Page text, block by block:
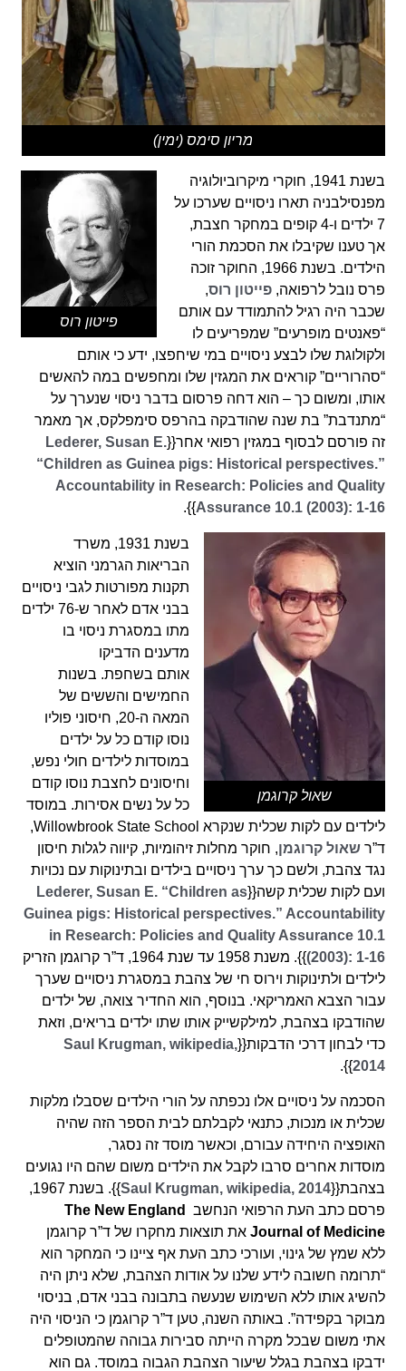
מריון סימס (ימין)
פייטון רוס
בשנת 1941, חוקרי מיקרוביולוגיה
מפנסילבניה תארו ניסויים שערכו על
7 ילדים ו-4 קופים במחקר חצבת,
אך טענו שקיבלו את הסכמת הורי
הילדים. בשנת 1966, החוקר זוכה
פרס נובל לרפואה,פייטון רוס,
שכבר היה רגיל להתמודד עם אותם
“פאנטים מופרעים” שמפריעים לו
ולקולוגת שלו לבצע ניסויים במי שיחפצו, ידע כי אותם
“סהרוריים” קוראים את המגזין שלו ומחפשים במה להאשים
אותו, ומשום כך – הוא דחה פרסום בדבר ניסוי שנערך על
“מתנדבת” בת שנה שהודבקה בהרפס סימפלקס, אך מאמר
זה פורסם לבסוף במגזין רפואי אחר{{Lederer, Susan E.
“Children as Guinea pigs: Historical perspectives.”
Accountability in Research: Policies and Quality
Assurance 10.1 (2003): 1-16
}}.
שאול קרוגמן
בשנת 1931, משרד
הבריאות הגרמני הוציא
תקנות מפורטות לגבי ניסויים
בבני אדם לאחר ש-76 ילדים
מתו במסגרת ניסוי בו
מדענים הדביקו
אותם בשחפת. בשנות
החמישים והששים של
המאה ה-20, חיסוני פוליו
נוסו קודם כל על ילדים
במוסדות לילדים חולי נפש,
וחיסונים לחצבת נוסו קודם
כל על נשים אסירות. במוסד
לילדים עם לקות שכלית שנקרא Willowbrook State School,
ד”רשאול קרוגמן, חוקר מחלות זיהומיות, קיווה לגלות חיסון
נגד צהבת, ולשם כך ערך ניסויים בילדים ובתינוקות עם נכויות
ועם לקות שכלית קשה{{Lederer, Susan E. “Children as
Guinea pigs: Historical perspectives.” Accountability
in Research: Policies and Quality Assurance 10.1
(2003): 1-16
}}. משנת 1958 עד שנת 1964, ד”ר קרוגמן הזריק
לילדים ולתינוקות וירוס חי של צהבת במסגרת ניסויים שערך
עבור הצבא האמריקאי. בנוסף, הוא החדיר צואה, של ילדים
שהודבקו בצהבת, למילקשייק אותו שתו ילדים בריאים, וזאת
כדי לבחון דרכי הדבקות{{Saul Krugman, wikipedia,
2014
}}.
הסכמה על ניסויים אלו נכפתה על הורי הילדים שסבלו מלקות
שכלית או מנכות, כתנאי לקבלתם לבית הספר הזה שהיה
האופציה היחידה עבורם, וכאשר מוסד זה נסגר,
מוסדות אחרים סרבו לקבל את הילדים משום שהם היו נגועים
בצהבת{{Saul Krugman, wikipedia, 2014
}}. בשנת 1967,
פרסם כתב העת הרפואי הנחשב
The New England
Journal of Medicine את תוצאות מחקרו של ד”ר קרוגמן
ללא שמץ של גינוי, ועורכי כתב העת אף ציינו כי המחקר הוא
“תרומה חשובה לידע שלנו על אודות הצהבת, שלא ניתן היה
להשיג אותו ללא השימוש שנעשה בתבונה בבני אדם, בניסוי
מבוקר בקפידה”. באותה השנה, טען ד”ר קרוגמן כי הניסוי היה
אתי משום שבכל מקרה הייתה סבירות גבוהה שהמטופלים
ידבקו בצהבת בגלל שיעור הצהבת הגבוה במוסד. גם הוא